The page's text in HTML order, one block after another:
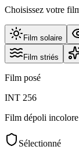
Choisissez votre
Film solaire
Film striés
Film posé
INT 256
Film dépoli incolore
Sélectionné